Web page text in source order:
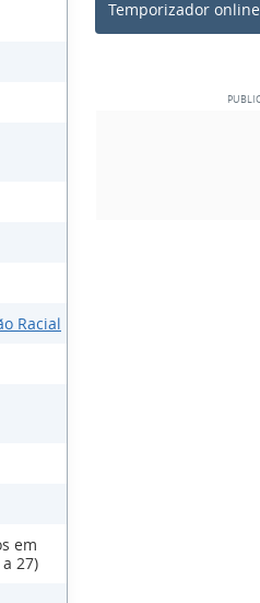
Racial
em
27)
Temporizador online